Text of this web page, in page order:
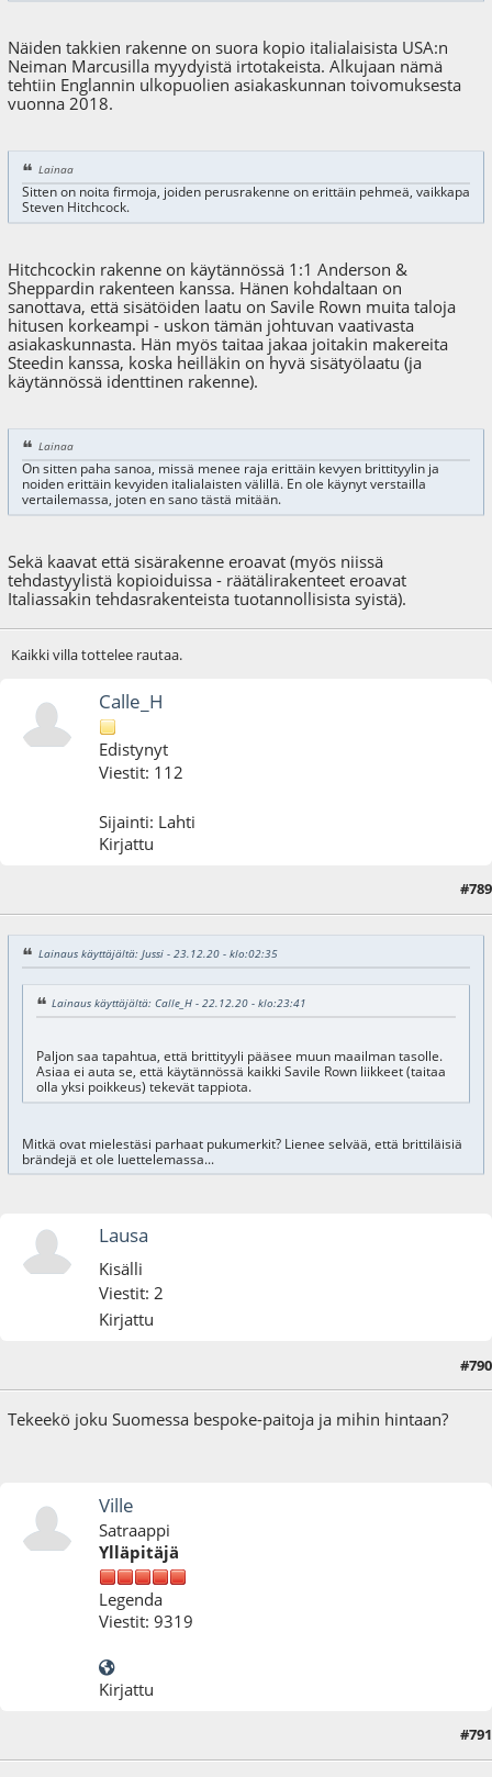
Näiden takkien rakenne on suora kopio italialaisista USA:n
Neiman Marcusilla myydyistä irtotakeista. Alkujaan nämä
tehtiin Englannin ulkopuolien asiakaskunnan toivomuksesta
vuonna 2018.
Lainaa
Sitten on noita firmoja, joiden perusrakenne on erittäin pehmeä, vaikkapa
Steven Hitchcock.
Hitchcockin rakenne on käytännössä 1:1 Anderson &
Sheppardin rakenteen kanssa. Hänen kohdaltaan on
sanottava, että sisätöiden laatu on Savile Rown muita taloja
hitusen korkeampi - uskon tämän johtuvan vaativasta
asiakaskunnasta. Hän myös taitaa jakaa joitakin makereita
Steedin kanssa, koska heilläkin on hyvä sisätyölaatu (ja
käytännössä identtinen rakenne).
Lainaa
On sitten paha sanoa, missä menee raja erittäin kevyen brittityylin ja
noiden erittäin kevyiden italialaisten välillä. En ole käynyt verstailla
vertailemassa, joten en sano tästä mitään.
Sekä kaavat että sisärakenne eroavat (myös niissä
tehdastyylistä kopioiduissa - räätälirakenteet eroavat
Italiassakin tehdasrakenteista tuotannollisista syistä).
Kaikki villa tottelee rautaa.
Calle_H
Edistynyt
Viestit: 112
Sijainti: Lahti
Kirjattu
#789
Lainaus käyttäjältä: Jussi - 23.12.20 - klo:02:35
Lainaus käyttäjältä: Calle_H - 22.12.20 - klo:23:41
Paljon saa tapahtua, että brittityyli pääsee muun maailman tasolle.
Asiaa ei auta se, että käytännössä kaikki Savile Rown liikkeet (taitaa
olla yksi poikkeus) tekevät tappiota.
Mitkä ovat mielestäsi parhaat pukumerkit? Lienee selvää, että brittiläisiä
brändejä et ole luettelemassa...
Lausa
Kisälli
Viestit: 2
Kirjattu
#790
Tekeekö joku Suomessa bespoke-paitoja ja mihin hintaan?
Ville
Satraappi
Ylläpitäjä
Legenda
Viestit: 9319
Kirjattu
#791